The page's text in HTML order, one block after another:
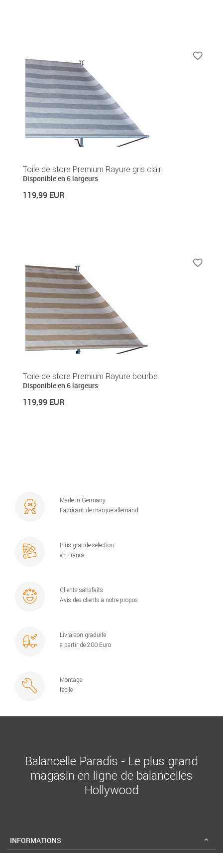
Toile de store Premium Rayure gris clair
Disponible en 6 largeurs
119,99 EUR
Toile de store Premium Rayure bourbe
Disponible en 6 largeurs
119,99 EUR
Made in Germany
Fabricant de marque allemand
Plus grande sélection
en France
Clients satisfaits
Avis des clients à notre propos
Livraison graduite
à partir de 200 Euro
Montage
facile
Balancelle Paradis - Le plus grand
magasin en ligne de balancelles
Hollywood
INFORMATIONS